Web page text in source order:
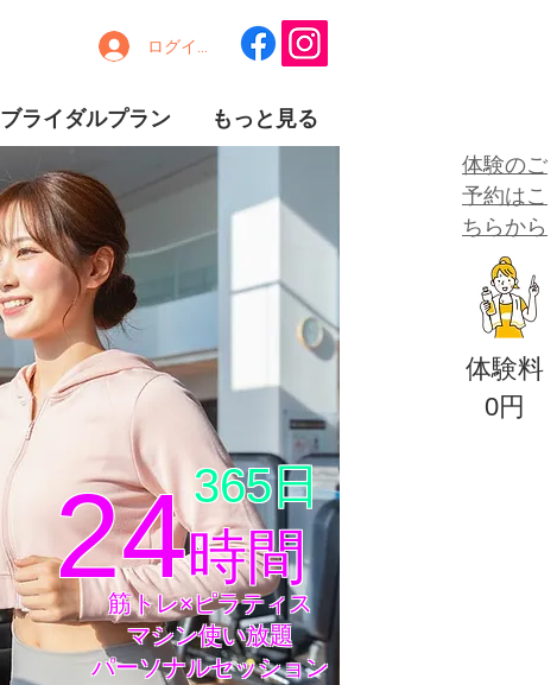
ログイン
ブライダルプラン
もっと見る
​体験のご
予約はこ
ちらから
体験料
​0円
24時間
365日
筋トレ×ピラティス
マシン使い放題
​パーソナルセッション